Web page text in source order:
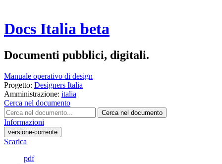
Docs Italia beta
Documenti pubblici, digitali.
Manuale operativo di design
Progetto: Designers Italia
Amministrazione: italia
Cerca nel documento
Cerca nel documento
Informazioni
versione-corrente
Scarica
pdf